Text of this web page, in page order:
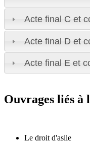
Acte final C et
Acte final D et
Acte final E et
Ouvrages liés
Le droit d'asile